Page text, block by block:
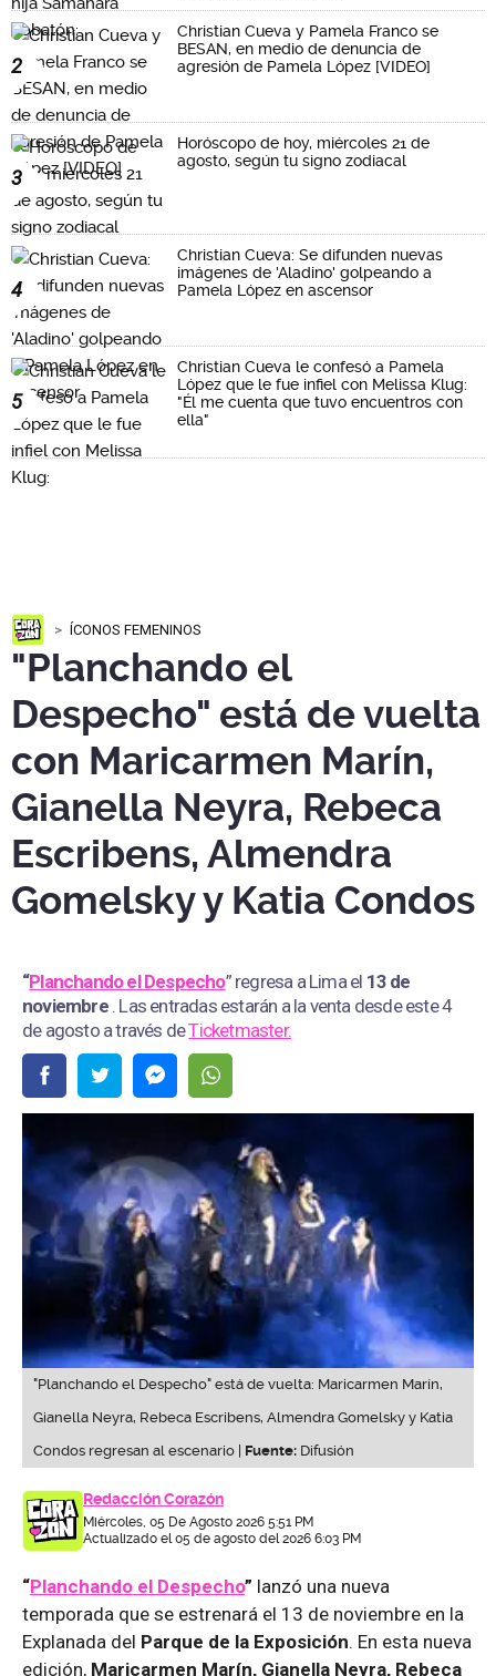
2
Christian Cueva y Pamela Franco se
BESAN, en medio de denuncia de
agresión de Pamela López [VIDEO]
3
Horóscopo de hoy, miércoles 21 de
agosto, según tu signo zodiacal
4
Christian Cueva: Se difunden nuevas
imágenes de 'Aladino' golpeando a
Pamela López en ascensor
5
Christian Cueva le confesó a Pamela
López que le fue infiel con Melissa Klug:
"Él me cuenta que tuvo encuentros con
ella"
ÍCONOS FEMENINOS
"Planchando el
Despecho" está de vuelta
con Maricarmen Marín,
Gianella Neyra, Rebeca
Escribens, Almendra
Gomelsky y Katia Condos
“Planchando el Despecho” regresa a Lima el 13 de
noviembre . Las entradas estarán a la venta desde este 4
de agosto a través deTicketmaster.
"Planchando el Despecho" está de vuelta: Maricarmen Marín,
Gianella Neyra, Rebeca Escribens, Almendra Gomelsky y Katia
Condos regresan al escenario | Fuente: Difusión
Redacción Corazón
Miércoles, 05 De Agosto 2026 5:51 PM
Actualizado el 05 de agosto del 2026 6:03 PM
“Planchando el Despecho” lanzó una nueva
temporada que se estrenará el 13 de noviembre en la
Explanada del Parque de la Exposición. En esta nueva
edición, Maricarmen Marín, Gianella Neyra, Rebeca